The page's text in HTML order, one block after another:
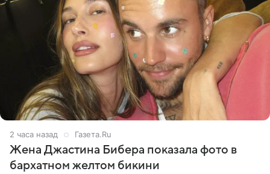
2 часа назад Газета.Ru
Жена Джастина Бибера показала фото в
бархатном желтом бикини